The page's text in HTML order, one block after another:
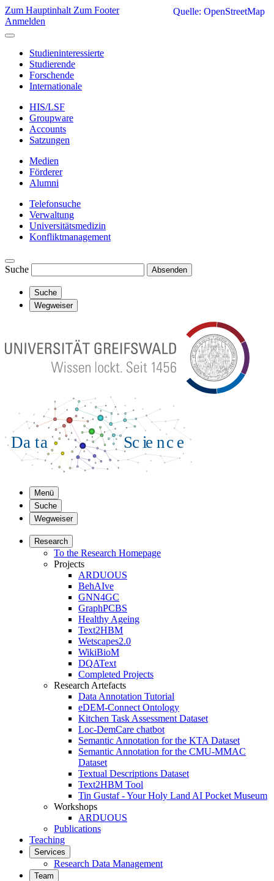
Zum Hauptinhalt Zum Footer
Anmelden
Studieninteressierte
Studierende
Forschende
Internationale
HIS/LSF
Groupware
Accounts
Satzungen
Medien
Förderer
Alumni
Telefonsuche
Verwaltung
Universitätsmedizin
Konfliktmanagement
Suche Absenden
Suche
Wegweiser
Menü
Suche
Wegweiser
Research
To the Research Homepage
Projects
ARDUOUS
BehAIve
GNN4GC
GraphPCBS
Healthy Ageing
Text2HBM
Wetscapes2.0
WikiBioM
DQAText
Completed Projects
Research Artefacts
Data Annotation Tutorial
eDEM-Connect Ontology
Kitchen Task Assessment Dataset
Loc-DemCare chatbot
Semantic Annotation for the KTA Dataset
Semantic Annotation for the CMU-MMAC
Dataset
Textual Descriptions Dataset
Text2HBM Tool
Tin Gustaf - Your Holy Land AI Pocket Museum
Workshops
ARDUOUS
Publications
Teaching
Services
Research Data Management
Team
Quelle: OpenStreetMap